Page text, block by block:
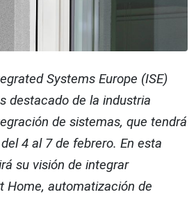
Systems Europe (ISE)
destacado de la industria
de sistemas, que tendrá
4 al 7 de febrero. En esta
su visión de integrar
Home, automatización de